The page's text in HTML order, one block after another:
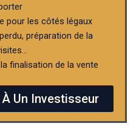
pour les côtés légaux
préparation de la
finalisation de la vente
Un Investisseur